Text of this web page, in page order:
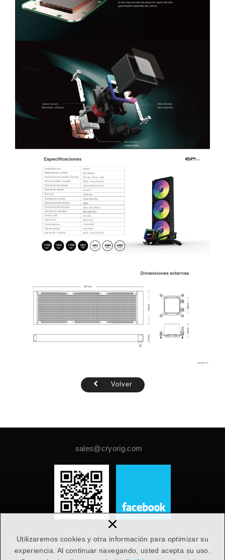
Utilizaremos cookies y otra información para optimizar su
experiencia. Al continuar navegando, usted acepta su uso.
×
Volver
sales@cryorig.com
Copyright © Cryorig llc. All Rights Reserved. Diseño web :